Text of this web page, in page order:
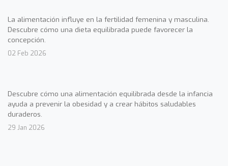
La alimentación influye en la fertilidad femenina y masculina.
Descubre cómo una dieta equilibrada puede favorecer la
concepción.
02 Feb 2026
Descubre cómo una alimentación equilibrada desde la infancia
ayuda a prevenir la obesidad y a crear hábitos saludables
duraderos.
29 Jan 2026